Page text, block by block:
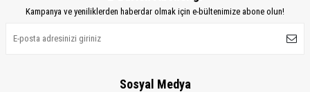
Kampanya ve yeniliklerden haberdar olmak için e-bültenimize abone olun!
Sosyal Medya